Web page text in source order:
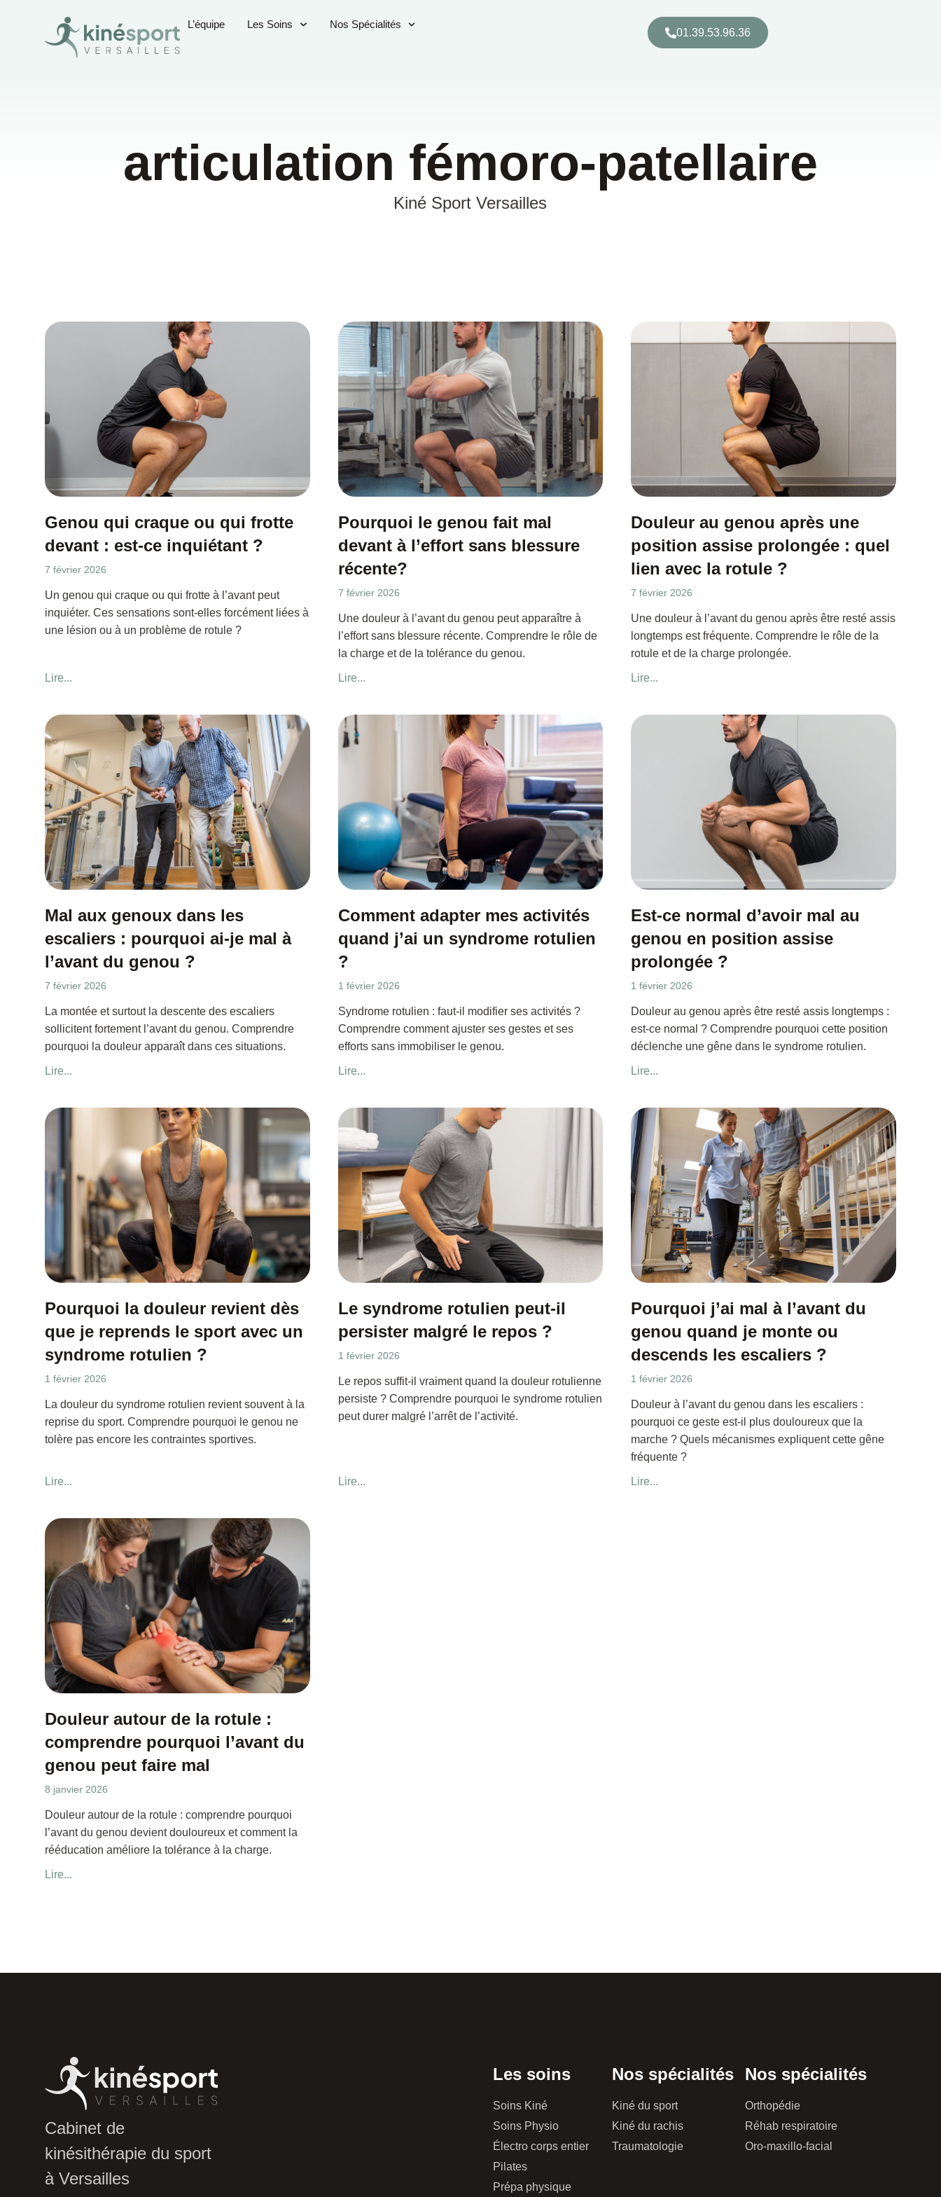
L’équipe Les Soins Nos Spécialités
01.39.53.96.36
articulation fémoro-patellaire
Kiné Sport Versailles
Genou qui craque ou qui frotte
devant : est-ce inquiétant ?
7 février 2026
Un genou qui craque ou qui frotte à l’avant peut
inquiéter. Ces sensations sont-elles forcément liées à
une lésion ou à un problème de rotule ?
Lire...
Pourquoi le genou fait mal
devant à l’effort sans blessure
récente?
7 février 2026
Une douleur à l’avant du genou peut apparaître à
l’effort sans blessure récente. Comprendre le rôle de
la charge et de la tolérance du genou.
Lire...
Douleur au genou après une
position assise prolongée : quel
lien avec la rotule ?
7 février 2026
Une douleur à l’avant du genou après être resté assis
longtemps est fréquente. Comprendre le rôle de la
rotule et de la charge prolongée.
Lire...
Mal aux genoux dans les
escaliers : pourquoi ai-je mal à
l’avant du genou ?
7 février 2026
La montée et surtout la descente des escaliers
sollicitent fortement l’avant du genou. Comprendre
pourquoi la douleur apparaît dans ces situations.
Lire...
Comment adapter mes activités
quand j’ai un syndrome rotulien
?
1 février 2026
Syndrome rotulien : faut-il modifier ses activités ?
Comprendre comment ajuster ses gestes et ses
efforts sans immobiliser le genou.
Lire...
Est-ce normal d’avoir mal au
genou en position assise
prolongée ?
1 février 2026
Douleur au genou après être resté assis longtemps :
est-ce normal ? Comprendre pourquoi cette position
déclenche une gêne dans le syndrome rotulien.
Lire...
Pourquoi la douleur revient dès
que je reprends le sport avec un
syndrome rotulien ?
1 février 2026
La douleur du syndrome rotulien revient souvent à la
reprise du sport. Comprendre pourquoi le genou ne
tolère pas encore les contraintes sportives.
Lire...
Le syndrome rotulien peut-il
persister malgré le repos ?
1 février 2026
Le repos suffit-il vraiment quand la douleur rotulienne
persiste ? Comprendre pourquoi le syndrome rotulien
peut durer malgré l’arrêt de l’activité.
Lire...
Pourquoi j’ai mal à l’avant du
genou quand je monte ou
descends les escaliers ?
1 février 2026
Douleur à l’avant du genou dans les escaliers :
pourquoi ce geste est-il plus douloureux que la
marche ? Quels mécanismes expliquent cette gêne
fréquente ?
Lire...
Douleur autour de la rotule :
comprendre pourquoi l’avant du
genou peut faire mal
8 janvier 2026
Douleur autour de la rotule : comprendre pourquoi
l’avant du genou devient douloureux et comment la
rééducation améliore la tolérance à la charge.
Lire...
Cabinet de
kinésithérapie du sport
à Versailles
Les soins
Soins Kiné
Soins Physio
Électro corps entier
Pilates
Prépa physique
Nos spécialités
Kiné du sport
Kiné du rachis
Traumatologie
Nos spécialités
Orthopédie
Réhab respiratoire
Oro-maxillo-facial